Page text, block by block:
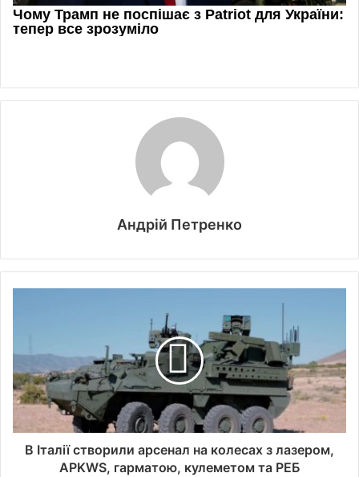
Андрій Петренко
В Італії створили арсенал на колесах з лазером,
APKWS, гарматою, кулеметом та РЕБ